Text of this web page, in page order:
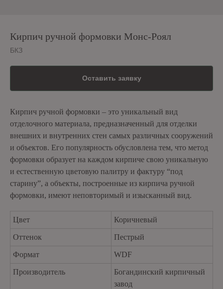
Кирпич ручной формовки Монс-Роял
БКЗ
Оставить заявку
Кирпич ручной формовки – это уникальный вид
отделочного материала, предназначенный для отделки
внешних и внутренних стен самых различных сооружений
и объектов. Его популярность обусловлена тем, что метод
формовки образует на каждом кирпиче свою уникальную
и естественную цветовую палитру и фактуру “под
старину”, а объекты, построенные из кирпича ручной
формовки, имеют неповторимый и изысканный вид.
Цвет Коричневый
Оттенок Пестрый
Формат WDF
Производитель
Богандинский кирпичный
завод